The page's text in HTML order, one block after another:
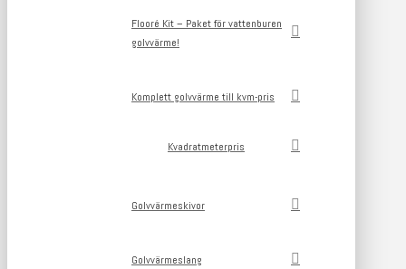
Flooré Kit – Paket för vattenburen
golvvärme!
Komplett golvvärme till kvm-pris
Kvadratmeterpris
Golvvärmeskivor
Golvvärmeslang